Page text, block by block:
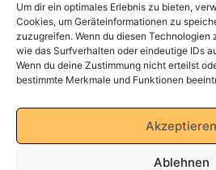
Um dir ein optimales Erlebnis zu bieten,
Cookies, um Geräteinformationen zu
zuzugreifen. Wenn du diesen Technologien
wie das Surfverhalten oder eindeutige IDs
Wenn du deine Zustimmung nicht erteilst
bestimmte Merkmale und Funktionen
Akzeptieren
Ablehnen
info@willuhn-
Impressum